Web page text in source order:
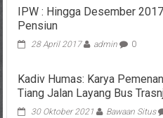
IPW : Hingga Desember
Pensiun
28 April 2017 admin 0
Kadiv Humas: Karya
Tiang Jalan Layang Bus
30 Oktober 2021 Bawaan Situs